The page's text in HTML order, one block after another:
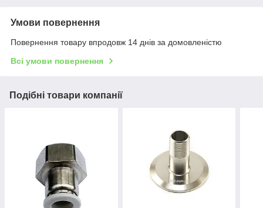
Умови повернення
Повернення товару впродовж 14 днів за домовленістю
Всі умови повернення
Подібні товари компанії